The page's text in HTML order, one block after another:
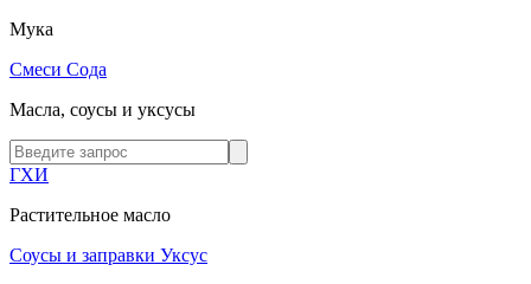
Мука
Смеси Сода
Масла, соусы и уксусы
ГХИ
Растительное масло
Соусы и заправки Уксус